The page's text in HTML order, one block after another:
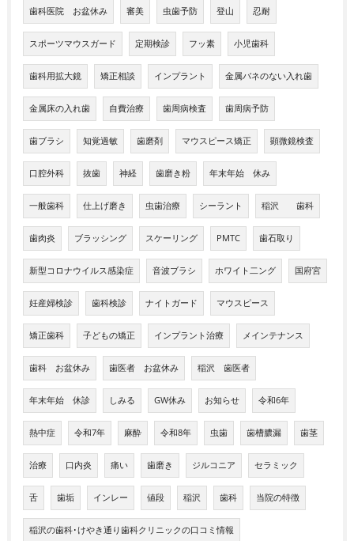
歯科医院 お盆休み 審美 虫歯予防 登山 忍耐
スポーツマウスガード 定期検診 フッ素 小児歯科
歯科用拡大鏡 矯正相談 インプラント 金属バネのない入れ歯
金属床の入れ歯 自費治療 歯周病検査 歯周病予防
歯ブラシ 知覚過敏 歯磨剤 マウスピース矯正 顕微鏡検査
口腔外科 抜歯 神経 歯磨き粉 年末年始 休み
一般歯科 仕上げ磨き 虫歯治療 シーラント 稲沢 歯科
歯肉炎 ブラッシング スケーリング PMTC 歯石取り
新型コロナウイルス感染症 音波ブラシ ホワイト二ング 国府宮
妊産婦検診 歯科検診 ナイトガード マウスピース
矯正歯科 子どもの矯正 インプラント治療 メインテナンス
歯科 お盆休み 歯医者 お盆休み 稲沢 歯医者
年末年始 休診 しみる GW休み お知らせ 令和6年
熱中症 令和7年 麻酔 令和8年 虫歯 歯槽膿漏 歯茎
治療 口内炎 痛い 歯磨き ジルコニア セラミック
舌 歯垢 インレー 値段 稲沢 歯科 当院の特徴
稲沢の歯科･けやき通り歯科クリニックの口コミ情報